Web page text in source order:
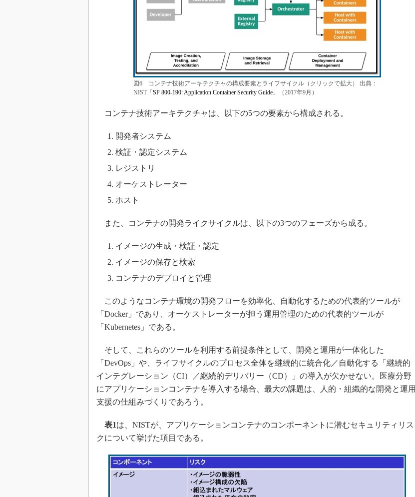
図6 コンテナ技術アーキテクチャの構成要素とライフサイクル（クリックで拡大） 出典：
NIST「 SP 800-190: Application Container Security Guide」（2017年9月）
コンテナ技術アーキテクチャは、以下の5つの要素から構成される。
開発者システム
検証・認定システム
レジストリ
オーケストレーター
ホスト
また、コンテナの開発ライクサイクルは、以下の3つのフェーズから成る。
イメージの生成・検証・認定
イメージの保存と検索
コンテナのデプロイと管理
このようなコンテナ環境の開発フローを効率化、自動化するための代表的ツールが
「Docker」であり、オーケストレーターが担う運用管理のための代表的ツールが
「Kubernetes」である。
そして、これらのツールを利用する前提条件として、開発と運用が一体化した
「DevOps」や、ライフサイクルのプロセス全体を継続的に統合化／自動化する「継続的
インテグレーション（CI）／継続的デリバリー（CD）」の導入が欠かせない。医療分野
にアプリケーションコンテナを導入する場合、最大の課題は、人的・組織的な開発と運用
支援の仕組みづくりであろう。
表1は、NISTが、アプリケーションコンテナのコンポーネントに潜むセキュリティリス
クについて挙げた項目である。